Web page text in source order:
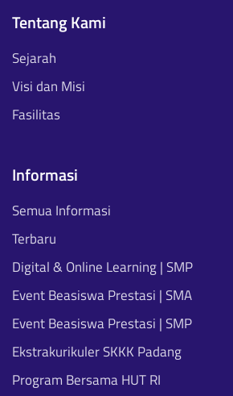
Tentang Kami
Sejarah
Visi dan Misi
Fasilitas
Informasi
Semua Informasi
Terbaru
Digital & Online Learning | SMP
Event Beasiswa Prestasi | SMA
Event Beasiswa Prestasi | SMP
Ekstrakurikuler SKKK Padang
Program Bersama HUT RI